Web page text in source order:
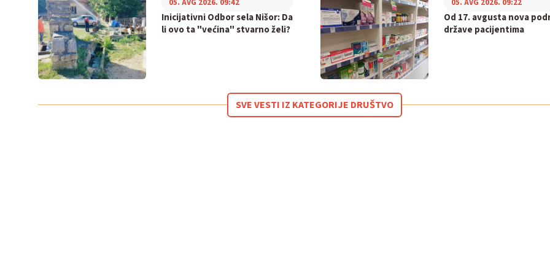
Inicijativni Odbor sela Nišor: Da
li ovo ta "većina" stvarno želi?
Od 17. avgusta nova
države pacijentima
SVE VESTI IZ KATEGORIJE DRUŠTVO